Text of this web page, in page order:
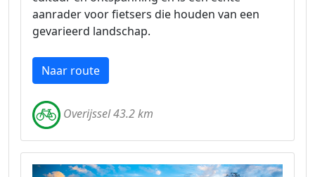
aanrader voor fietsers die houden van een
gevarieerd landschap.
Naar route
Overijssel 43.2 km